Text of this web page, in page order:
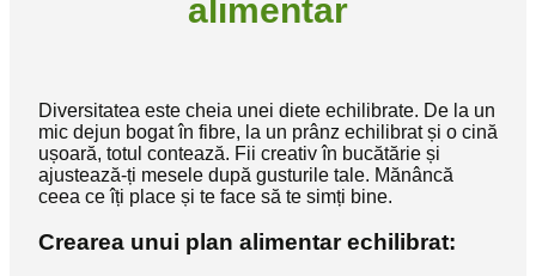
alimentar
Diversitatea este cheia unei diete echilibrate. De la un
mic dejun bogat în fibre, la un prânz echilibrat și o cină
ușoară, totul contează. Fii creativ în bucătărie și
ajustează-ți mesele după gusturile tale. Mănâncă
ceea ce îți place și te face să te simți bine.
Crearea unui plan alimentar echilibrat: